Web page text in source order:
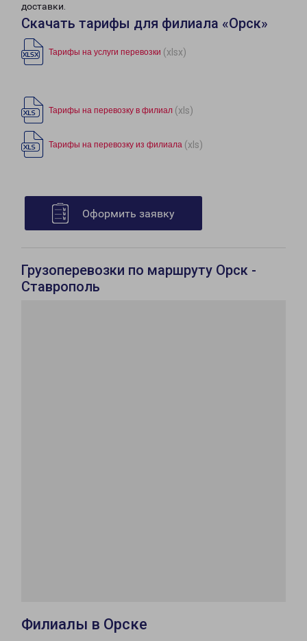
доставки.
Скачать тарифы для филиала «Орск»
Тарифы на услуги перевозки (xlsx)
Тарифы на перевозку в филиал (xls)
Тарифы на перевозку из филиала (xls)
Оформить заявку
Грузоперевозки по маршруту Орск -
Ставрополь
Филиалы в Орске